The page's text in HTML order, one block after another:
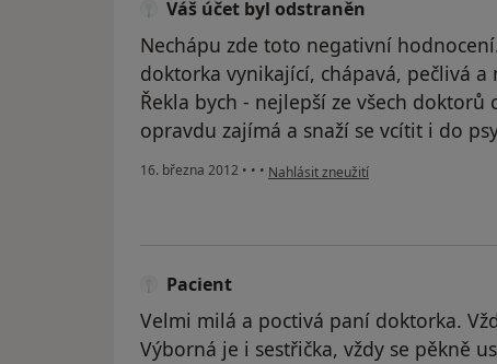
Váš účet byl odstraněn
Nechápu zde toto negativní
doktorka vynikající, chápavá, pečlivá a
Řekla bych - nejlepší ze všech doktorů
opravdu zajímá a snaží se vcítit i do
16. března 2012 • • • podle názoru uživatele Váš účet byl
Nahlásit zneužití
Pacient
Velmi milá a poctivá paní doktorka.
Výborná je i sestřička, vždy se pěkně